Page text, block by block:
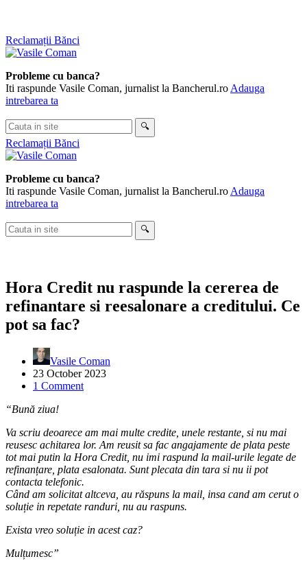
Skip
to
Reclamații Bănci
Probleme cu banca?
Iti raspunde Vasile Coman, jurnalist la Bancherul.ro Adauga
intrebarea ta
Cauta
in
site
🔍
Reclamații Bănci
Probleme cu banca?
Iti raspunde Vasile Coman, jurnalist la Bancherul.ro Adauga
intrebarea ta
Cauta
in
🔍
Hora Credit nu raspunde la cererea de
refinantare si reesalonare a creditului. Ce
pot sa fac?
Vasile Coman
23 October 2023
1 Comment
“Bună ziua!
Va scriu deoarece am mai multe credite, unele restante, si nu mai
reusesc achitarea lor. Am reusit sa fac angajamente de plata peste
tot mai putin la Hora Credit, nu imi raspund la mail-urile legate de
refinanțare, plata esalonata. Sunt plecata din tara si nu ii pot
contacta telefonic.
Când am solicitat altceva, au răspuns la mail, insa cand am cerut o
soluție in repetate randuri, nu au raspuns.
Exista vreo soluție in acest caz?
Mulțumesc”